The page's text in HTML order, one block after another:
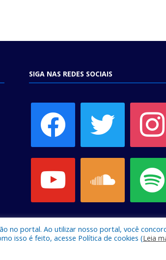
SIGA NAS REDES SOCIAIS
no portal. Ao utilizar nosso portal, você
isso é feito, acesse Política de cookies (Leia